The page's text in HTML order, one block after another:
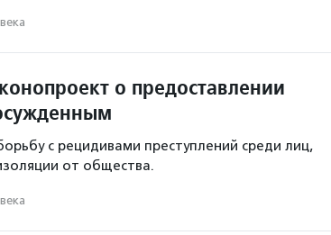
о предоставлении
с рецидивами преступлений среди лиц,
от общества.